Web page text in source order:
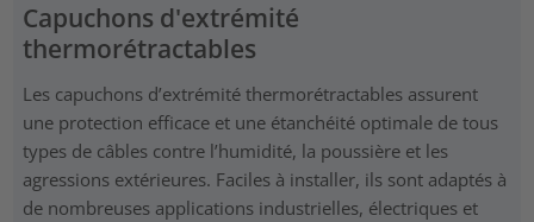
Capuchons d'extrémité
thermorétractables
Les capuchons d’extrémité thermorétractables assurent
une protection efficace et une étanchéité optimale de tous
types de câbles contre l’humidité, la poussière et les
agressions extérieures. Faciles à installer, ils sont adaptés à
de nombreuses applications industrielles, électriques et